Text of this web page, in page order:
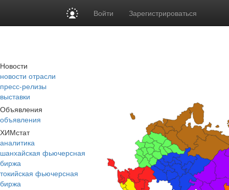
Войти Зарегистрироваться
Новости
новости отрасли
пресс-релизы
выставки
Объявления
объявления
ХИМстат
аналитика
шанхайская фьючерсная
биржа
токийская фьючерсная
биржа